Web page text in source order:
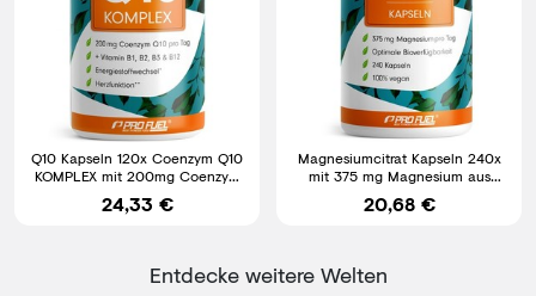
Q10 Kapseln 120x Coenzym Q10
KOMPLEX mit 200mg Coenzym
Q10 Vitamin B1 B2 B3 und
24,33 €
Magnesiumcitrat Kapseln 240x
mit 375 mg Magnesium aus
hochwertigem Magnesium
20,68 €
Entdecke weitere Welten